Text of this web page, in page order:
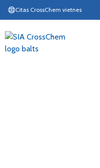
Citas CrossChem vietnes